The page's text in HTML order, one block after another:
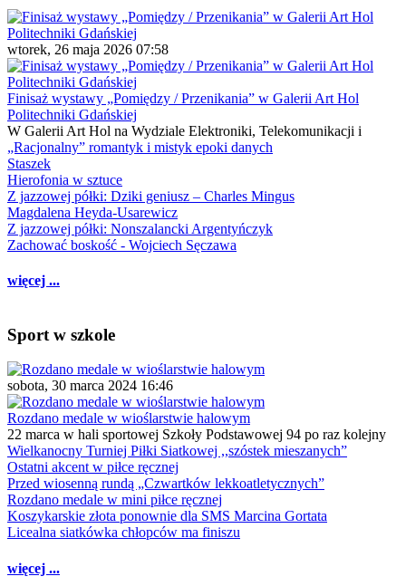
wtorek, 26 maja 2026 07:58
Finisaż wystawy „Pomiędzy / Przenikania” w Galerii Art Hol
Politechniki Gdańskiej
W Galerii Art Hol na Wydziale Elektroniki, Telekomunikacji i
„Racjonalny” romantyk i mistyk epoki danych
Staszek
Hierofonia w sztuce
Z jazzowej półki: Dziki geniusz – Charles Mingus
Magdalena Heyda-Usarewicz
Z jazzowej półki: Nonszalancki Argentyńczyk
Zachować boskość - Wojciech Sęczawa
więcej ...
Sport w szkole
sobota, 30 marca 2024 16:46
Rozdano medale w wioślarstwie halowym
22 marca w hali sportowej Szkoły Podstawowej 94 po raz kolejny
Wielkanocny Turniej Piłki Siatkowej ,,szóstek mieszanych”
Ostatni akcent w piłce ręcznej
Przed wiosenną rundą „Czwartków lekkoatletycznych”
Rozdano medale w mini piłce ręcznej
Koszykarskie złota ponownie dla SMS Marcina Gortata
Licealna siatkówka chłopców ma finiszu
więcej ...